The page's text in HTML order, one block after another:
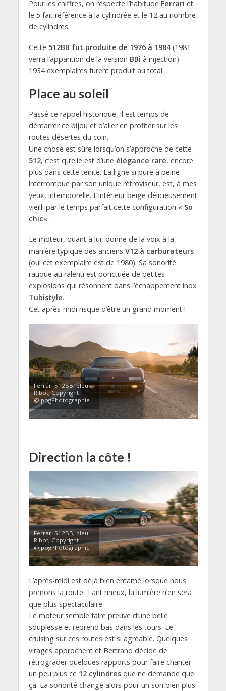
Pour les chiffres, on respecte l’habitude Ferrari et
le 5 fait référence à la cylindrée et le 12 au nombre
de cylindres.
Cette 512BB fut produite de 1976 à 1984(1981
verra l’apparition de la version BBi à injection).
1934 exemplaires furent produit au total.
Place au soleil
Passé ce rappel historique, il est temps de
démarrer ce bijou et d’aller en profiter sur les
routes désertes du coin.
Une chose est sûre lorsqu’on s’approche de cette
512, c’est qu’elle est d’une élégance rare, encore
plus dans cette teinte. La ligne si pure à peine
interrompue par son unique rétroviseur, est, à mes
yeux, intemporelle. L’intérieur beige délicieusement
vieilli par le temps parfait cette configuration « So
chic« .
Le moteur, quant à lui, donne de la voix à la
manière typique des anciens V12 à carburateurs
(oui cet exemplaire est de 1980). Sa sonorité
rauque au ralenti est ponctuée de petites
explosions qui résonnent dans l’échappement inox
Tubistyle.
Cet après-midi risque d’être un grand moment !
Ferrari 512BB, bleu
Ribot, Copyright
@JpogPhotographie
Direction la côte !
Ferrari 512BB, bleu
Ribot, Copyright
@JpogPhotographie
L’après-midi est déjà bien entamé lorsque nous
prenons la route. Tant mieux, la lumière n’en sera
que plus spectaculaire.
Le moteur semble faire preuve d’une belle
souplesse et reprend bas dans les tours. Le
cruising sur ces routes est si agréable. Quelques
virages approchent et Bertrand décide de
rétrograder quelques rapports pour faire chanter
un peu plus ce 12 cylindresque ne demande que
ça. La sonorité change alors pour un son bien plus